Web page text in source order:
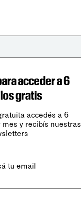
acceder a 6
gratis
accedés a 6
y recibís nuestras
tu email